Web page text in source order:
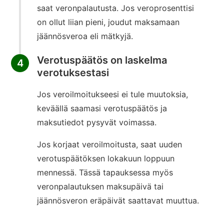
saat veronpalautusta. Jos veroprosenttisi
on ollut liian pieni, joudut maksamaan
jäännösveroa eli mätkyjä.
4
Verotuspäätös on laskelma
verotuksestasi
Jos veroilmoitukseesi ei tule muutoksia,
keväällä saamasi verotuspäätös ja
maksutiedot pysyvät voimassa.
Jos korjaat veroilmoitusta, saat uuden
verotuspäätöksen lokakuun loppuun
mennessä. Tässä tapauksessa myös
veronpalautuksen maksupäivä tai
jäännösveron eräpäivät saattavat muuttua.